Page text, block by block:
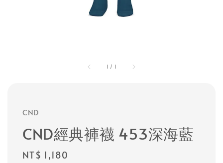
1 / 1
CND
CND經典褲襪 453深海藍
Regular
NT$ 1,180